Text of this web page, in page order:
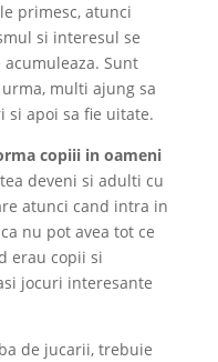
primesc, atunci
si interesul se
Sunt
multi ajung sa
si apoi sa fie uitate.
copiii in oameni
deveni si adulti cu
atunci cand intra in
nu pot avea tot ce
erau copii si
jocuri interesante
de jucarii, trebuie